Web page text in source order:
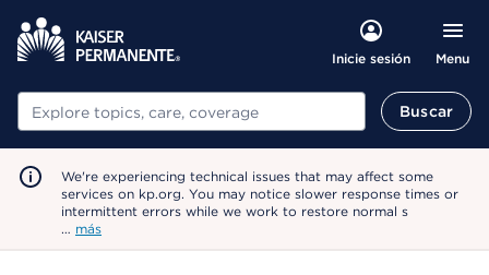
Inicie sesión Menu
Buscar Buscar
We're experiencing technical issues that may affect some
services on kp.org. You may notice slower response times or
intermittent errors while we work to restore normal s
… más